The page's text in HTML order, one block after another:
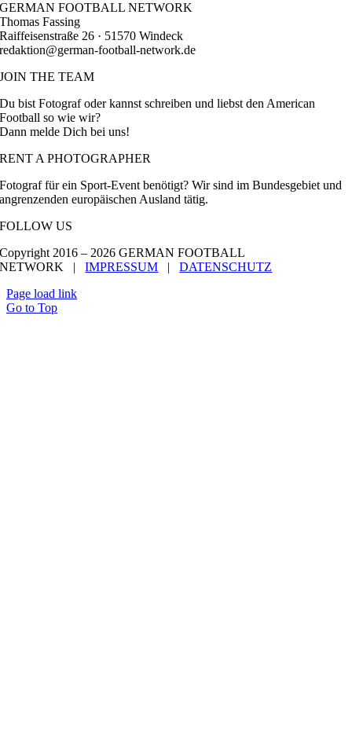
GERMAN FOOTBALL NETWORK
Thomas Fassing
Raiffeisenstraße 26 · 51570 Windeck
redaktion@german-football-network.de
JOIN THE TEAM
Du bist Fotograf oder kannst schreiben und liebst den American
Football so wie wir?
Dann melde Dich bei uns!
RENT A PHOTOGRAPHER
Fotograf für ein Sport-Event benötigt? Wir sind im Bundesgebiet und
angrenzenden europäischen Ausland tätig.
FOLLOW US
Copyright 2016 – 2026 GERMAN FOOTBALL
NETWORK |IMPRESSUM |DATENSCHUTZ
Page load link
Go to Top